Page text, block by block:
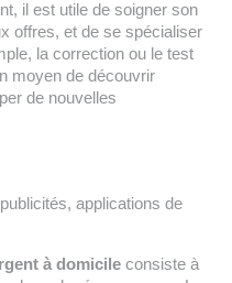
il est utile de soigner son
offres, et de se spécialiser
la correction ou le test
moyen de découvrir
de nouvelles
applications de
à domicile consiste à